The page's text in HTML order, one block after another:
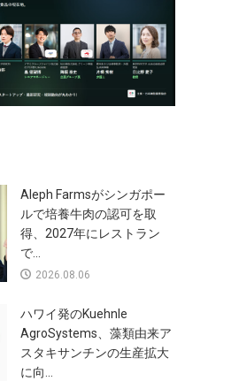
Aleph Farmsがシンガポー
ルで培養牛肉の認可を取
得、2027年にレストラン
で...
2026.08.06
ハワイ発のKuehnle
AgroSystems、藻類由来ア
スタキサンチンの生産拡大
に向...